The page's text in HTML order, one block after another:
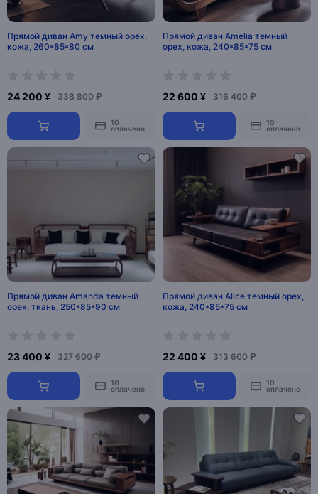
Прямой диван Amy темный орех,
кожа, 260*85*80 см
24 200 ¥ 338 800 ₽
10
оплачено
Прямой диван Amelia темный
орех, кожа, 240*85*75 см
22 600 ¥ 316 400 ₽
10
оплачено
Прямой диван Amanda темный
орех, ткань, 250*85*90 см
23 400 ¥ 327 600 ₽
10
оплачено
Прямой диван Alice темный орех,
кожа, 240*85*75 см
22 400 ¥ 313 600 ₽
10
оплачено